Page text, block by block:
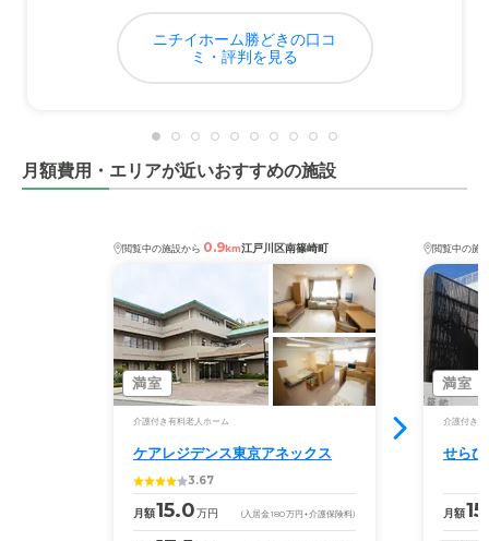
ニチイホーム勝どきの口コ
ミ・評判を見る
月額費用・エリアが近いおすすめの施設
閲覧中の施設から 0.9km江戸川区南篠崎町
満室
介護付き有料老人ホーム
ケアレジデンス東京アネックス
3.67
月額15.0万円 (入居金180万円 +介護保険料)
閲覧中の施
満室
介護付き有
せら
月額